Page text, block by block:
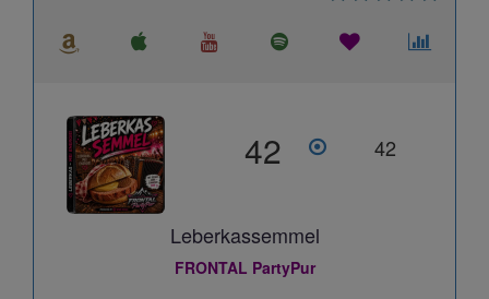
42 42
Leberkassemmel
FRONTAL PartyPur